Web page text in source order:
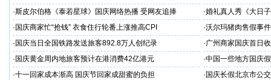
·斯皮尔伯格《泰若星球》国庆网络热播 受网友追捧 ·婚礼真人秀《大日
· 国庆商家忙“抢钱” 衣食住行轮番上涨推高CPI ·沃尔玛猪肉售假事
· 国庆当日全国铁路发送旅客892.8万人创纪录 ·广州商家国庆首日
· 国庆黄金周内地旅客预计在港消费42亿港元 ·中国一些地方国庆
·十一回家成本渐高 国庆节回家成甜蜜的负担 · 国庆长假北京市公